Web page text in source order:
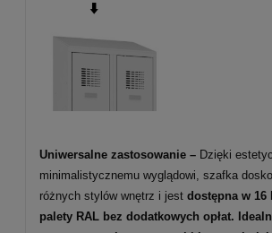
⬇️
Uniwersalne zastosowanie – Dzięki
minimalistycznemu wyglądowi, szafka
różnych stylów wnętrz i jest dostępna w 16
palety RAL bez dodatkowych opłat.